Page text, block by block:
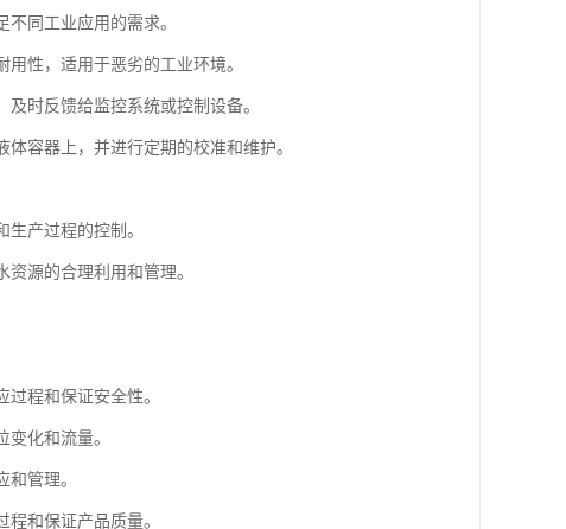
同工业应用的需求。
性，适用于恶劣的工业环境。
时反馈给监控系统或控制设备。
容器上，并进行定期的校准和维护。
产过程的控制。
源的合理利用和管理。
程和保证安全性。
化和流量。
管理。
和保证产品质量。